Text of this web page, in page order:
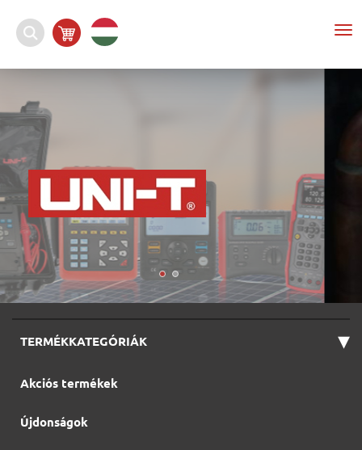
TERMÉKKATEGÓRIÁK ▾
Akciós termékek
Újdonságok